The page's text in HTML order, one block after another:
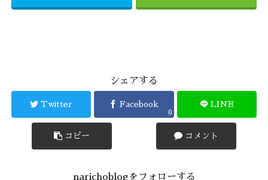
シェアする
Twitter Facebook
0
LINE
コピー コメント
narichoblogをフォローする